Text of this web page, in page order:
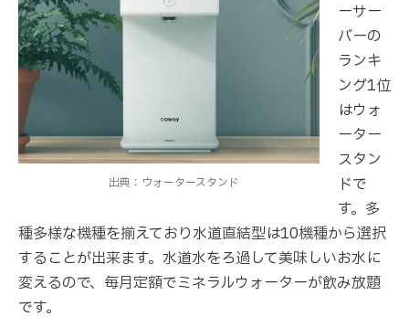
出典：ウォータースタンド
ーサー
バーの
ランキ
ング1位
はウォ
ーター
スタン
ドで
す。多
種多様な機種を揃えており水道直結型は10機種から選択
することが出来ます。水道水をろ過して美味しいお水に
変えるので、毎月定額でミネラルウォーターが飲み放題
です。